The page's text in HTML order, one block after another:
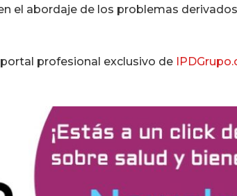
el abordaje de los problemas
portal profesional exclusivo de